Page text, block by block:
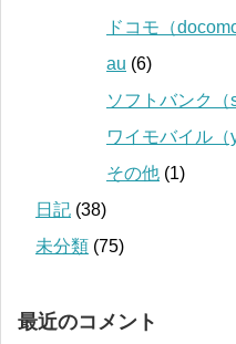
ドコモ（docomo
au (6)
ソフトバンク（
ワイモバイル（
その他 (1)
日記 (38)
未分類 (75)
最近のコメント